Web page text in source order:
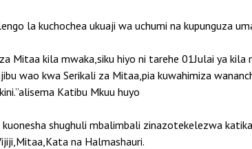
la kuchochea ukuaji wa uchumi na kupunguza
Mitaa kila mwaka,siku hiyo ni tarehe 01Julai ya
wao kwa Serikali za Mitaa,pia kuwahimiza
Katibu Mkuu huyo
shughuli mbalimbali zinazotekelezwa
na Halmashauri.